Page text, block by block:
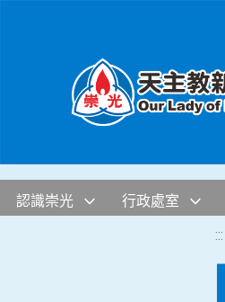
認識崇光 行政處室
:::